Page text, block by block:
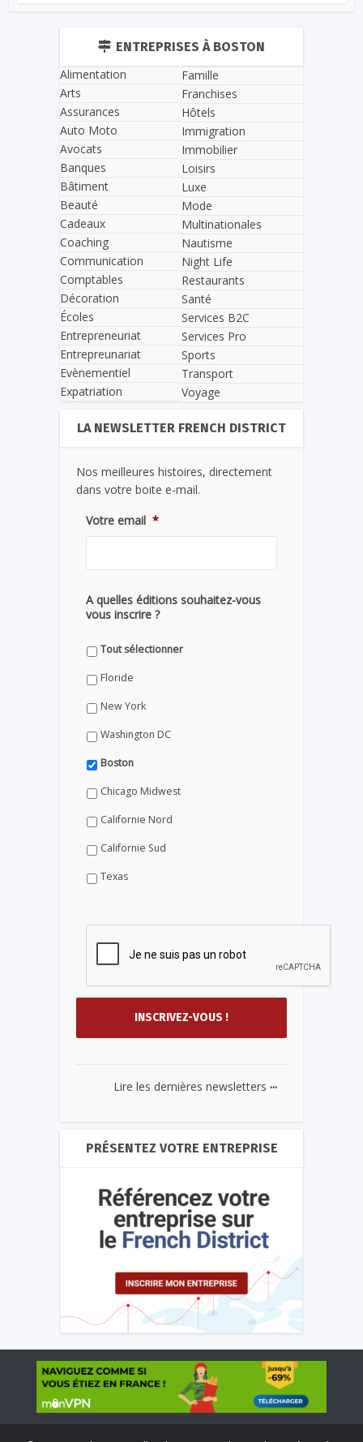
ENTREPRISES À BOSTON
Alimentation
Arts
Assurances
Auto Moto
Avocats
Banques
Bâtiment
Beauté
Cadeaux
Coaching
Communication
Comptables
Décoration
Écoles
Entrepreneuriat
Entrepreunariat
Evènementiel
Expatriation
Famille
Franchises
Hôtels
Immigration
Immobilier
Loisirs
Luxe
Mode
Multinationales
Nautisme
Night Life
Restaurants
Santé
Services B2C
Services Pro
Sports
Transport
Voyage
LA NEWSLETTER FRENCH DISTRICT
Nos meilleures histoires, directement
dans votre boite e-mail.
Votre email *
A quelles éditions souhaitez-vous
vous inscrire ?
Tout sélectionner
Floride
New York
Washington DC
Boston
Chicago Midwest
Californie Nord
Californie Sud
Texas
Lire les dernières newsletters ...
PRÉSENTEZ VOTRE ENTREPRISE